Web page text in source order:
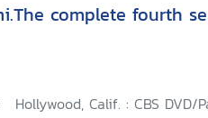
complete fourth
Hollywood, Calif. : CBS DVD/